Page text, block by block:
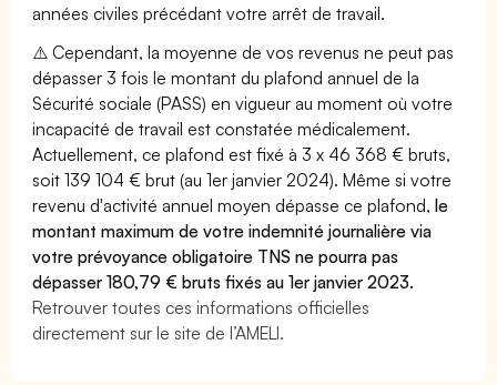
années civiles précédant votre arrêt de travail.
⚠️ Cependant, la moyenne de vos revenus ne peut pas
dépasser 3 fois le montant du plafond annuel de la
Sécurité sociale (PASS) en vigueur au moment où votre
incapacité de travail est constatée médicalement.
Actuellement, ce plafond est fixé à 3 x 46 368 € bruts,
soit 139 104 € brut (au 1er janvier 2024). Même si votre
revenu d'activité annuel moyen dépasse ce plafond,le
montant maximum de votre indemnité journalière via
votre prévoyance obligatoire TNS ne pourra pas
dépasser 180,79 € bruts fixés au 1er janvier 2023.
Retrouver toutes ces informations officielles
directement sur le site de l’AMELI.